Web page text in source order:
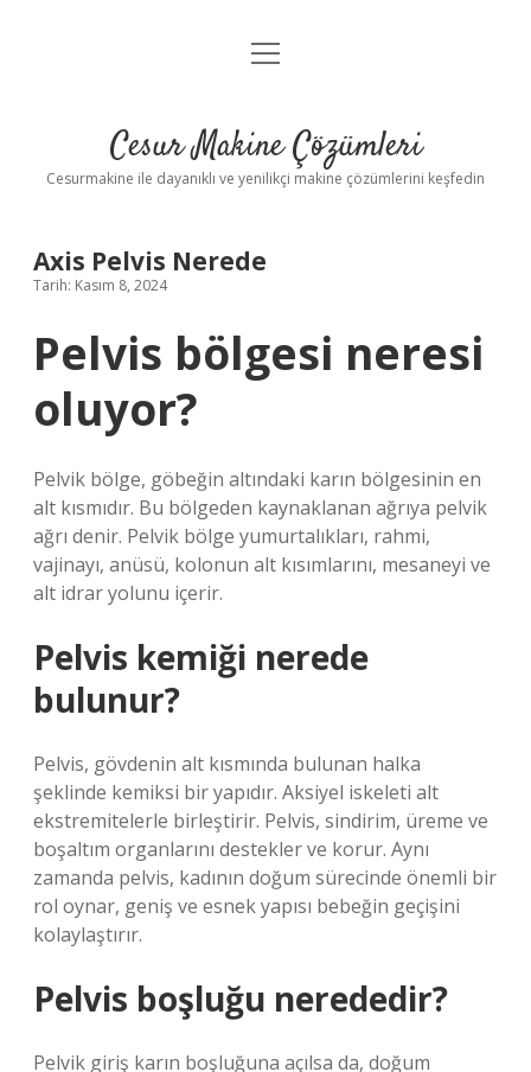
Anasayfa
Yasal Uyarı
menüyü
Cesur Makine Çözümleri
Cesurmakine ile dayanıklı ve yenilikçi makine çözümlerini keşfedin
Axis Pelvis Nerede
Tarih: Kasım 8, 2024
Pelvis bölgesi neresi
oluyor?
Pelvik bölge, göbeğin altındaki karın bölgesinin en
alt kısmıdır. Bu bölgeden kaynaklanan ağrıya pelvik
ağrı denir. Pelvik bölge yumurtalıkları, rahmi,
vajinayı, anüsü, kolonun alt kısımlarını, mesaneyi ve
alt idrar yolunu içerir.
Pelvis kemiği nerede
bulunur?
Pelvis, gövdenin alt kısmında bulunan halka
şeklinde kemiksi bir yapıdır. Aksiyel iskeleti alt
ekstremitelerle birleştirir. Pelvis, sindirim, üreme ve
boşaltım organlarını destekler ve korur. Aynı
zamanda pelvis, kadının doğum sürecinde önemli bir
rol oynar, geniş ve esnek yapısı bebeğin geçişini
kolaylaştırır.
Pelvis boşluğu nerededir?
Pelvik giriş karın boşluğuna açılsa da, doğum